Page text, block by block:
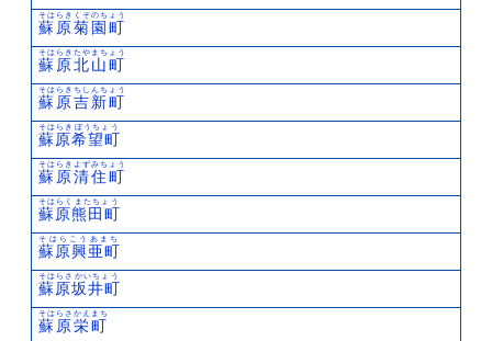
蘇原菊園町
そはらきくぞのちょう
蘇原北山町
そはらきたやまちょう
蘇原吉新町
そはらきちしんちょう
蘇原希望町
そはらきぼうちょう
蘇原清住町
そはらきよずみちょう
蘇原熊田町
そはらくまたちょう
蘇原興亜町
そはらこうあまち
蘇原坂井町
そはらさかいちょう
蘇原栄町
そはらさかえまち